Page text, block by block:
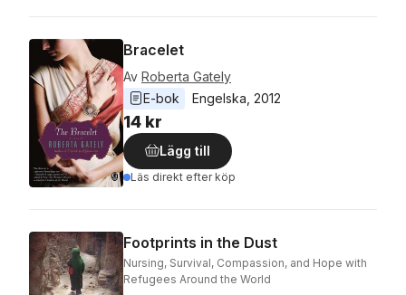
Bracelet
Av Roberta Gately
E-bok
Engelska 2012
14 kr
Lägg till
Läs direkt efter köp
Footprints in the Dust
Nursing, Survival, Compassion, and Hope with
Refugees Around the World